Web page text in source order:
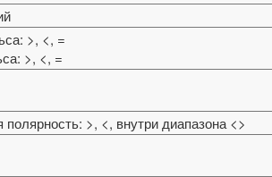
>, <, =
>, <, =
>, <, внутри диапазона <>